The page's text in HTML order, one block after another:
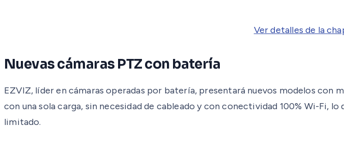
Ver detalles de la
Nuevas cámaras PTZ con batería
EZVIZ, líder en cámaras operadas por batería, presentará nuevos modelos con
con una sola carga, sin necesidad de cableado y con conectividad 100% Wi-Fi,
limitado.